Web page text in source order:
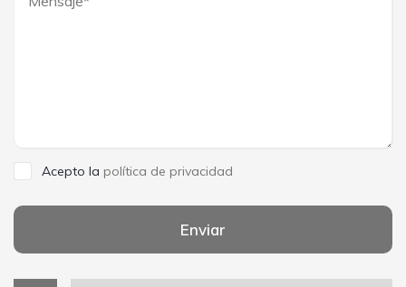
Acepto la política de privacidad
Enviar